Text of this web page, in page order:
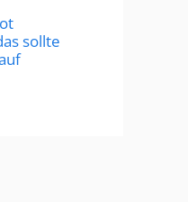
sollte